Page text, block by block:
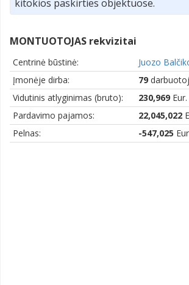
kitokios paskirties objektuose.
MONTUOTOJAS rekvizitai
Centrinė būstinė:
Juozo
Įmonėje dirba:
79
Vidutinis atlyginimas (bruto):
230,969 Eur.
Pardavimo pajamos:
22,045,022
Pelnas:
-547,025